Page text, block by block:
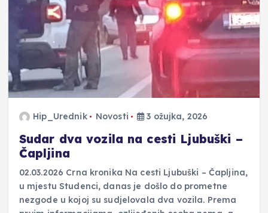
Hip_Urednik Novosti 3 ožujka, 2026
Sudar dva vozila na cesti Ljubuški –
Čapljina
02.03.2026 Crna kronika Na cesti Ljubuški – Čapljina,
u mjestu Studenci, danas je došlo do prometne
nezgode u kojoj su sudjelovala dva vozila. Prema